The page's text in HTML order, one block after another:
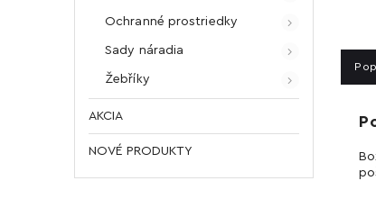
Ochranné prostriedky
Sady náradia
Žebříky
AKCIA
NOVÉ PRODUKTY